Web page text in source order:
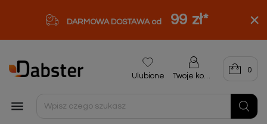
DARMOWA DOSTAWA od 99 zł*

Ulubione Twoje konto
0